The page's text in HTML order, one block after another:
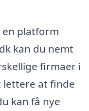
en platform
kan du nemt
firmaer i
lettere at finde
kan få nye